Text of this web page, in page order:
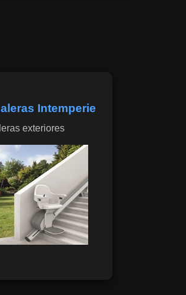
Intemperie
exteriores